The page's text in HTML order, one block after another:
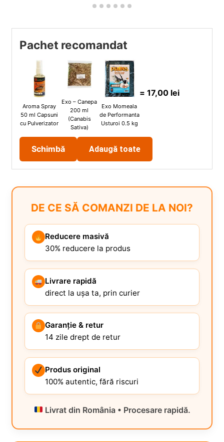
Pachet recomandat
Aroma Spray
50 ml Capsuni
cu Pulverizator
Exo – Canepa
200 ml
(Canabis
Sativa)
Exo Momeala
de Performanta
Usturoi 0.5 kg
= 17,00 lei
Schimbă Adaugă toate
DE CE SĂ COMANZI DE LA NOI?
Reducere masivă
30% reducere la produs
Livrare rapidă
direct la ușa ta, prin curier
Garanție & retur
14 zile drept de retur
Produs original
100% autentic, fără riscuri
Livrat din România • Procesare rapidă.